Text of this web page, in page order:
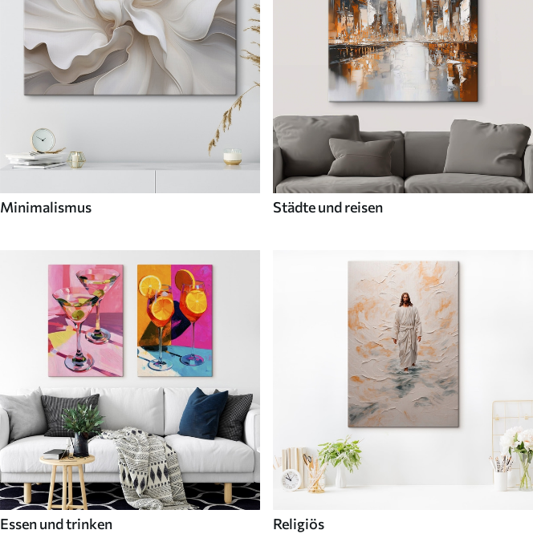
Minimalismus Städte und reisen
Essen und trinken Religiös